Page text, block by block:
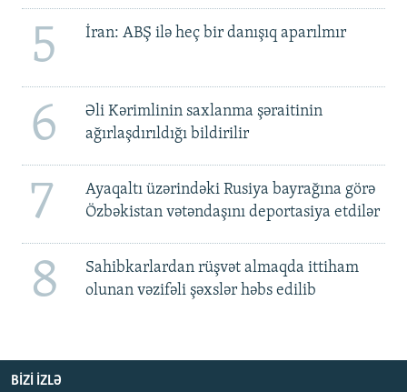
5 İran: ABŞ ilə heç bir danışıq aparılmır
6
Əli Kərimlinin saxlanma şəraitinin
ağırlaşdırıldığı bildirilir
7
Ayaqaltı üzərindəki Rusiya bayrağına görə
Özbəkistan vətəndaşını deportasiya etdilər
8
Sahibkarlardan rüşvət almaqda ittiham
olunan vəzifəli şəxslər həbs edilib
BIZI IZLƏ